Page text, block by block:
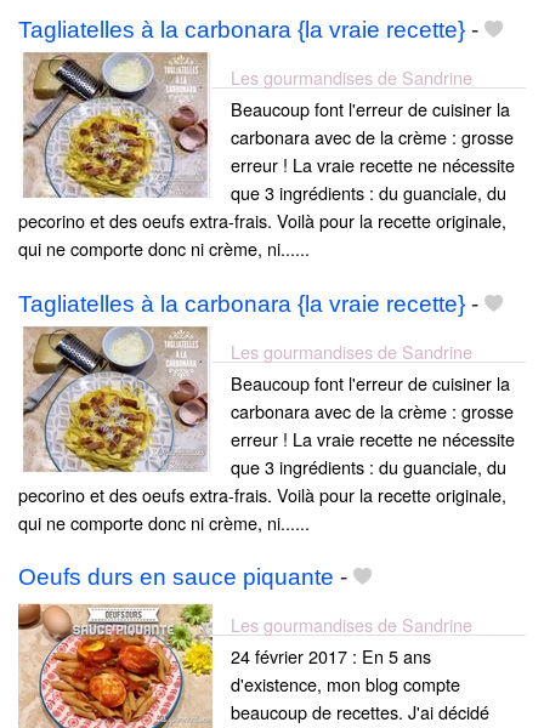
Tagliatelles à la carbonara {la vraie recette} -
Les gourmandises de Sandrine
Beaucoup font l'erreur de cuisiner la
carbonara avec de la crème : grosse
erreur ! La vraie recette ne nécessite
que 3 ingrédients : du guanciale, du
pecorino et des oeufs extra-frais. Voilà pour la recette originale,
qui ne comporte donc ni crème, ni......
Tagliatelles à la carbonara {la vraie recette} -
Les gourmandises de Sandrine
Beaucoup font l'erreur de cuisiner la
carbonara avec de la crème : grosse
erreur ! La vraie recette ne nécessite
que 3 ingrédients : du guanciale, du
pecorino et des oeufs extra-frais. Voilà pour la recette originale,
qui ne comporte donc ni crème, ni......
Oeufs durs en sauce piquante -
Les gourmandises de Sandrine
24 février 2017 : En 5 ans
d'existence, mon blog compte
beaucoup de recettes. J'ai décidé